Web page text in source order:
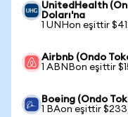
UnitedHealth
Doları'na
1 UNHon eşittir
Airbnb (Ondo
1 ABNBon eşittir
Boeing (Ondo
1 BAon eşittir